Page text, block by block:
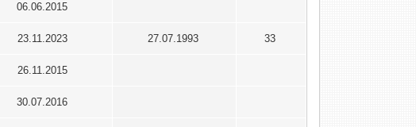
06.06.2015
23.11.2023 27.07.1993 33
26.11.2015
30.07.2016